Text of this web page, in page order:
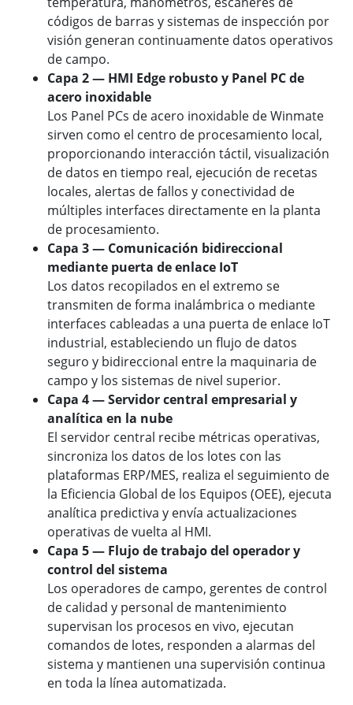
códigos de barras y sistemas de inspección por
visión generan continuamente datos operativos
de campo.
Capa 2 — HMI Edge robusto y Panel PC de
acero inoxidable
Los Panel PCs de acero inoxidable de Winmate
sirven como el centro de procesamiento local,
proporcionando interacción táctil, visualización
de datos en tiempo real, ejecución de recetas
locales, alertas de fallos y conectividad de
múltiples interfaces directamente en la planta
de procesamiento.
Capa 3 — Comunicación bidireccional
mediante puerta de enlace IoT
Los datos recopilados en el extremo se
transmiten de forma inalámbrica o mediante
interfaces cableadas a una puerta de enlace IoT
industrial, estableciendo un flujo de datos
seguro y bidireccional entre la maquinaria de
campo y los sistemas de nivel superior.
Capa 4 — Servidor central empresarial y
analítica en la nube
El servidor central recibe métricas operativas,
sincroniza los datos de los lotes con las
plataformas ERP/MES, realiza el seguimiento de
la Eficiencia Global de los Equipos (OEE), ejecuta
analítica predictiva y envía actualizaciones
operativas de vuelta al HMI.
Capa 5 — Flujo de trabajo del operador y
control del sistema
Los operadores de campo, gerentes de control
de calidad y personal de mantenimiento
supervisan los procesos en vivo, ejecutan
comandos de lotes, responden a alarmas del
sistema y mantienen una supervisión continua
en toda la línea automatizada.